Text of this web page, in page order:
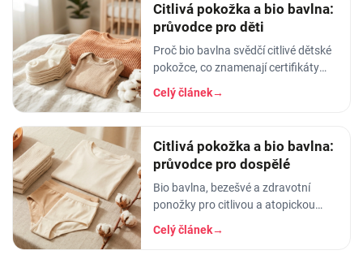
Citlivá pokožka a bio bavlna:
průvodce pro děti
Proč bio bavlna svědčí citlivé dětské
pokožce, co znamenají certifikáty
GOTS a OEKO-TEX a jak oblékat a
prát oblečení dětem s atopickou
Celý článek→
Citlivá pokožka a bio bavlna:
průvodce pro dospělé
Bio bavlna, bezešvé a zdravotní
ponožky pro citlivou a atopickou
pokožku dospělých. Co znamenají
GOTS a OEKO-TEX a na co si dát
Celý článek→